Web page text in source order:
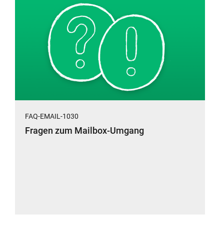
FAQ-EMAIL-1030
Fragen zum Mailbox-Umgang